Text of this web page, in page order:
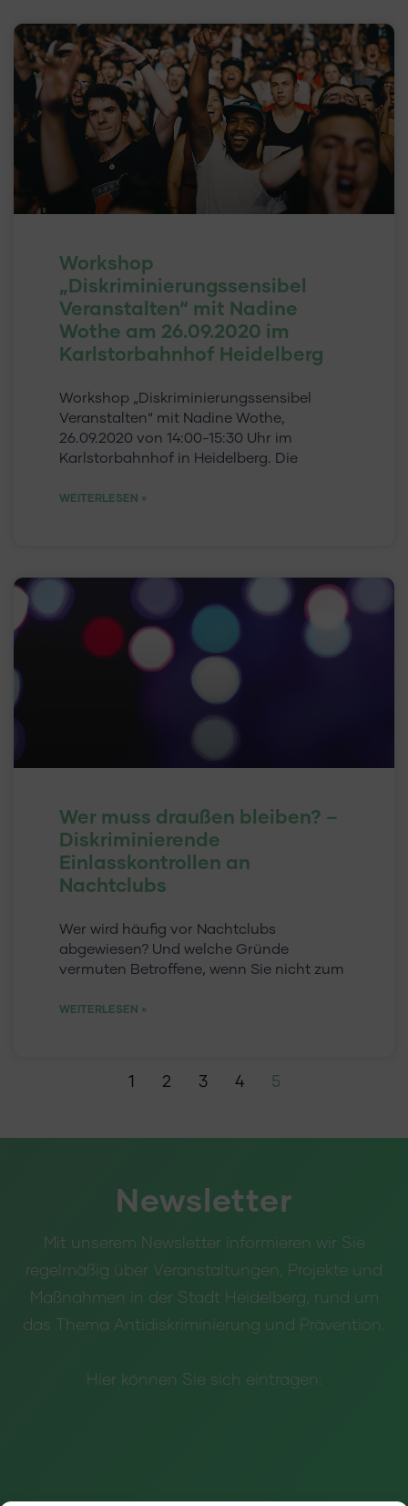
Workshop
„Diskriminierungssensibel
Veranstalten“ mit Nadine
Wothe am 26.09.2020 im
Karlstorbahnhof Heidelberg
Workshop „Diskriminierungssensibel
Veranstalten“ mit Nadine Wothe,
26.09.2020 von 14:00-15:30 Uhr im
Karlstorbahnhof in Heidelberg. Die
WEITERLESEN »
Wer muss draußen bleiben? –
Diskriminierende
Einlasskontrollen an
Nachtclubs
Wer wird häufig vor Nachtclubs
abgewiesen? Und welche Gründe
vermuten Betroffene, wenn Sie nicht zum
WEITERLESEN »
1 2 3 4 5
Newsletter
Mit unserem Newsletter informieren wir Sie
regelmäßig über Veranstaltungen, Projekte und
Maßnahmen in der Stadt Heidelberg, rund um
das Thema Antidiskriminierung und Prävention.
Hier können Sie sich eintragen: